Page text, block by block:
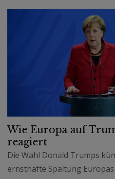
Wie Europa auf
reagiert
Die Wahl Donald Trumps
ernsthafte Spaltung